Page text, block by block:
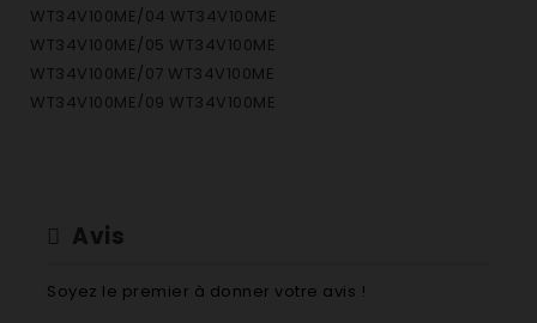
WT34V100ME/04 WT34V100ME
WT34V100ME/05 WT34V100ME
WT34V100ME/07 WT34V100ME
WT34V100ME/09 WT34V100ME
WT34V100ME/15 WT34V100ME
WT34V100NL/01 WT34V100NL Sèche-linge
Avis
Soyez le premier à donner votre avis !